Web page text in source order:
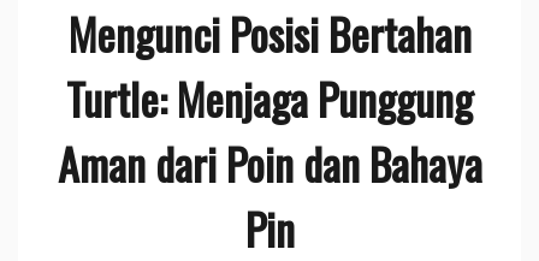
Mengunci Posisi Bertahan
Turtle: Menjaga Punggung
Aman dari Poin dan Bahaya
Pin